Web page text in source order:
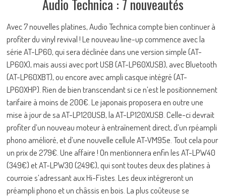
Audio Technica : 7 nouveautés
Avec 7 nouvelles platines, Audio Technica compte bien continuer à
profiter du vinyl revival ! Le nouveau line-up commence avec la
série AT-LP60, qui sera déclinée dans une version simple (AT-
LP60X), mais aussi avec port USB (AT-LP60XUSB), avec Bluetooth
(AT-LP60XBT), ou encore avec ampli casque intégré (AT-
LP60XHP). Rien de bien transcendant si ce n’est le positionnement
tarifaire à moins de 200€. Le japonais proposera en outre une
mise à jour de sa AT-LP120USB, la AT-LP120XUSB. Celle-ci devrait
profiter d’un nouveau moteur à entraînement direct, d’un rpéampli
phono amélioré, et d’une nouvelle cellule AT-VM95e. Tout cela pour
un prix de 279€. Une affaire ! On mentionnera enfin les AT-LPW40
(349€) et AT-LPW30 (249€), qui sont toutes deux des platines à
courroie s’adressant aux Hi-Fistes. Les deux intégreront un
préampli phono et un châssis en bois. La plus coûteuse se